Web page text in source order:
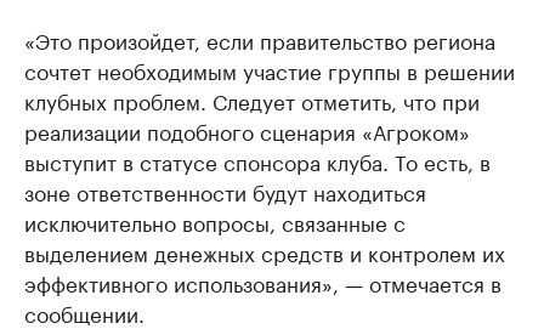
«Это произойдет, если правительство региона
сочтет необходимым участие группы в решении
клубных проблем. Следует отметить, что при
реализации подобного сценария «Агроком»
выступит в статусе спонсора клуба. То есть, в
зоне ответственности будут находиться
исключительно вопросы, связанные с
выделением денежных средств и контролем их
эффективного использования», — отмечается в
сообщении.